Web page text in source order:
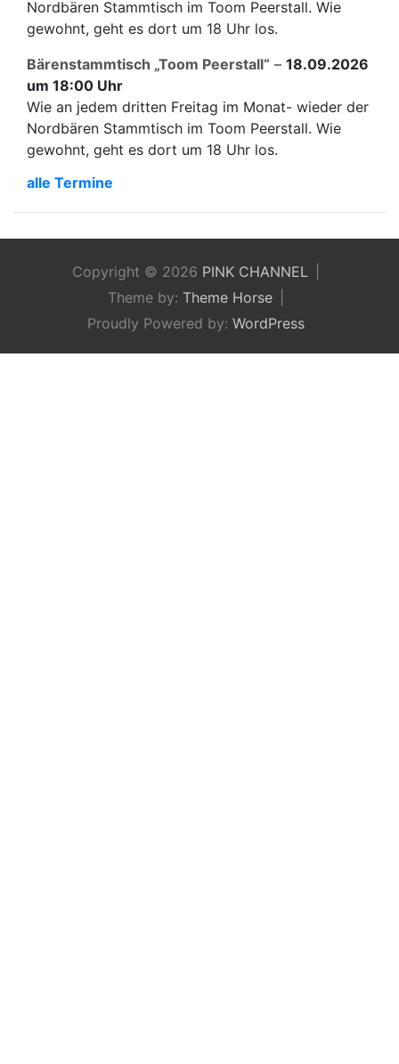
Nordbären Stammtisch im Toom Peerstall. Wie
gewohnt, geht es dort um 18 Uhr los.
Bärenstammtisch „Toom Peerstall“ – 18.09.2026
um 18:00 Uhr
Wie an jedem dritten Freitag im Monat- wieder der
Nordbären Stammtisch im Toom Peerstall. Wie
gewohnt, geht es dort um 18 Uhr los.
alle Termine
Copyright © 2026 PINK CHANNEL
Theme by: Theme Horse
Proudly Powered by: WordPress